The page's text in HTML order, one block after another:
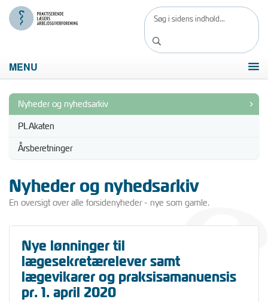
MENU
Nyheder og nyhedsarkiv
PLAkaten
Årsberetninger
Nyheder og nyhedsarkiv
En oversigt over alle forsidenyheder - nye som gamle.
Nye lønninger til
lægesekretærelever samt
lægevikarer og praksisamanuensis
pr. 1. april 2020